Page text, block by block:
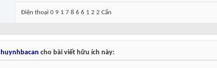
Điện thoại 0 9 1 7 8 6 6 1 2 2 Cẩn
huynhbacan cho bài viết hữu ích này: